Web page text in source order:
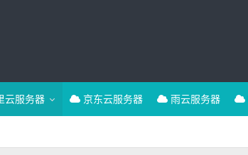
云服务器 京东云服务器 雨云服务器